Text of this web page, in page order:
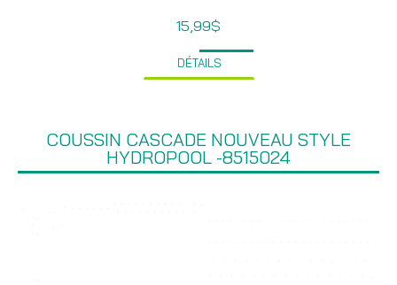
15,99$
DÉTAILS
COUSSIN CASCADE NOUVEAU STYLE
HYDROPOOL -8515024